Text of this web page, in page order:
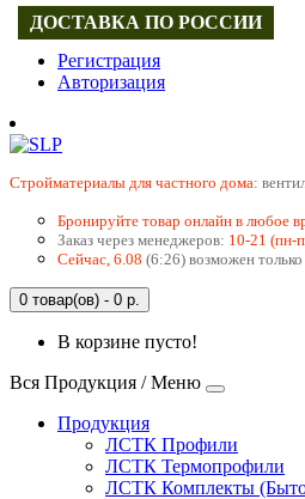
Регистрация
Авторизация
Cтройматериалы для частного дома:
Бронируйте товар онлайн в любое
Заказ через менеджеров: 10-21 (пн-
Сейчас, 6.08 (6:26) возможен только
0 товар(ов) - 0 р.
В корзине пусто!
Вся Продукция / Меню
Продукция
ЛСТК Профили
ЛСТК Термопрофили
ЛСТК Комплекты
ДОСТАВКА ПО РОССИИ